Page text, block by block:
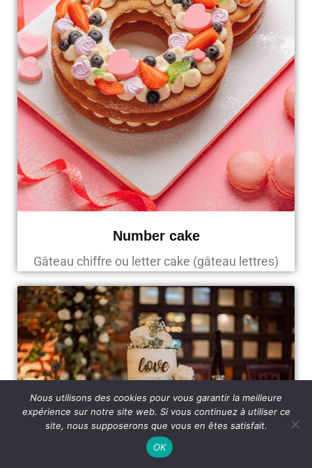
Number cake
Gâteau chiffre ou letter cake (gâteau lettres)
Nous utilisons des cookies pour vous garantir la meilleure
expérience sur notre site web. Si vous continuez à utiliser ce
site, nous supposerons que vous en êtes satisfait.
OK